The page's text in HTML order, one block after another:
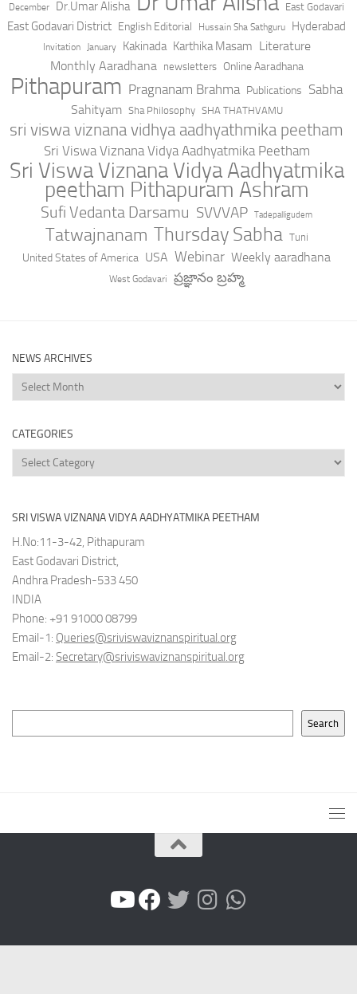
December Dr.Umar Alisha East Godavari
East Godavari District English Editorial Hussain Sha Sathguru Hyderabad
Invitation January Kakinada Karthika Masam Literature
Monthly Aaradhana
newsletters Online Aaradhana
Pithapuram Pragnanam Brahma Publications Sabha
Sahityam Sha Philosophy SHA THATHVAMU
sri viswa viznana vidhya aadhyathmika peetham
Sri Viswa Viznana Vidya Aadhyatmika Peetham
Sri Viswa Viznana Vidya Aadhyatmika
peetham Pithapuram Ashram
Sufi Vedanta Darsamu SVVVAP Tadepalligudem
Tatwajnanam Thursday Sabha Tuni
United States of America USA Webinar Weekly aaradhana
West Godavari ప్రజ్ఞానం బ్రహ్మ
NEWS ARCHIVES
News
Archives
CATEGORIES
Categories
SRI VISWA VIZNANA VIDYA AADHYATMIKA PEETHAM
H.No:11-3-42, Pithapuram
East Godavari District,
Andhra Pradesh-533 450
INDIA
Phone: +91 91000 08799
Email-1: Queries@sriviswaviznanspiritual.org
Email-2: Secretary@sriviswaviznanspiritual.org
Search